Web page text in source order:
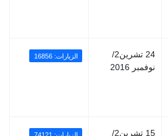
24 تشرين2/
نوفمبر 2016
الزيارات: 16856
15 تشرين2/